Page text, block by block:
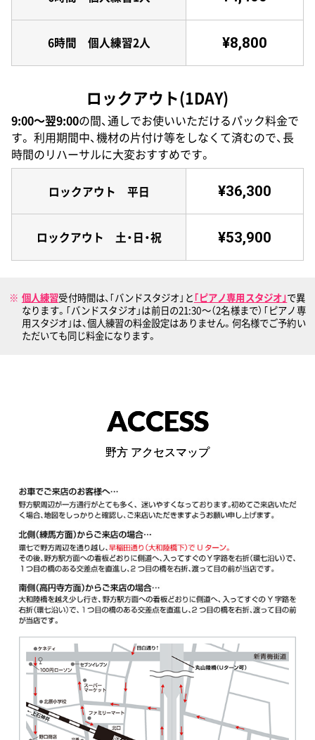
6時間 個人練習2人 ¥8,800
ロックアウト(1DAY)
9:00〜翌9:00の間、通しでお使いいただけるパック料金で
す。 利用期間中、機材の片付け等をしなくて済むので、長
時間のリハーサルに大変おすすめです。
ロックアウト 平日 ¥36,300
ロックアウト 土・日・祝 ¥53,900
個人練習受付時間は、｢バンドスタジオ｣と ｢ピアノ専用スタジオ｣で異
なります。｢バンドスタジオ」は前日の21:30〜（2名様まで）｢ピアノ専
用スタジオ｣は、個人練習の料金設定はありません。何名様でご予約い
ただいても同じ料金になります。
ACCESS
野方 アクセスマップ